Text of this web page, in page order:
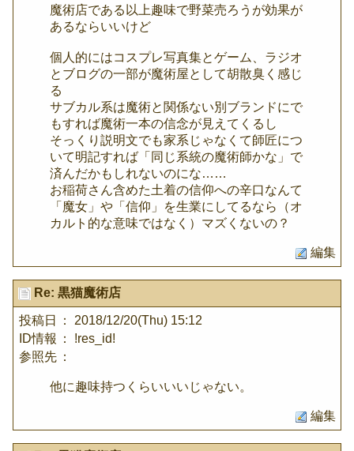
魔術店である以上趣味で野菜売ろうが効果が
あるならいいけど
個人的にはコスプレ写真集とゲーム、ラジオ
とブログの一部が魔術屋として胡散臭く感じ
る
サブカル系は魔術と関係ない別ブランドにで
もすれば魔術一本の信念が見えてくるし
そっくり説明文でも家系じゃなくて師匠につ
いて明記すれば「同じ系統の魔術師かな」で
済んだかもしれないのにな……
お稲荷さん含めた土着の信仰への辛口なんて
「魔女」や「信仰」を生業にしてるなら（オ
カルト的な意味ではなく）マズくないの？
編集
Re: 黒猫魔術店
投稿日
： 2018/12/20(Thu) 15:12
ID情報
： !res_id!
参照先 ：
他に趣味持つくらいいいじゃない。
編集